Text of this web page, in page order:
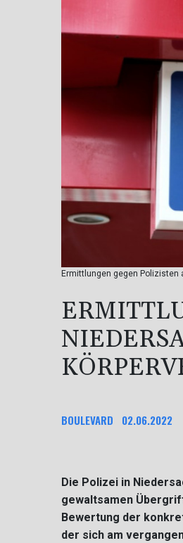
Ermittlungen gegen Polizisten
BOULEVARD 02.06.2022
Die Polizei in
gewaltsamen
Bewertung der
der sich am